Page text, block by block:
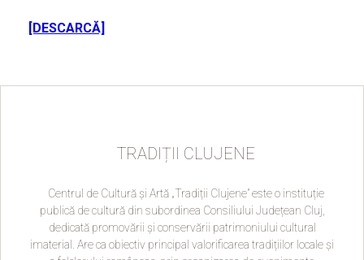
[DESCARCĂ]
TRADIȚII CLUJENE
Centrul de Cultură și Artă „Tradiții Clujene” este o instituție
publică de cultură din subordinea Consiliului Județean Cluj,
dedicată promovării și conservării patrimoniului cultural
imaterial. Are ca obiectiv principal valorificarea tradițiilor locale și